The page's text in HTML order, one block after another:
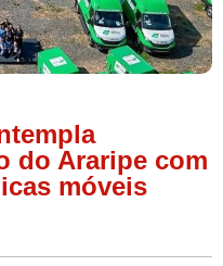
do Araripe com
móveis